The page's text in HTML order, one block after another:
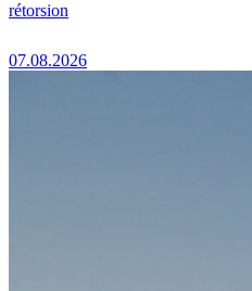
rétorsion
07.08.2026